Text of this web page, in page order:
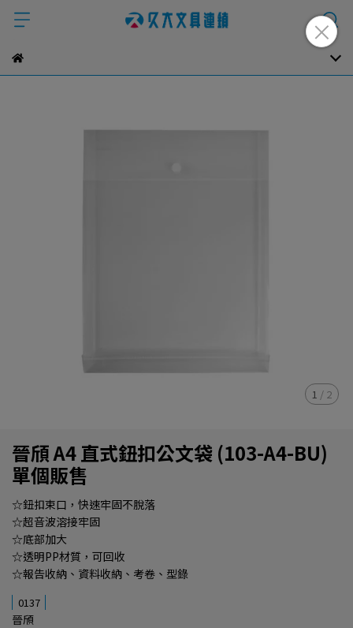
1 / 2
晉頎 A4 直式鈕扣公文袋 (103-A4-BU)
單個販售
☆鈕扣束口，快速牢固不脫落
☆超音波溶接牢固
☆底部加大
☆透明PP材質，可回收
☆報告收納、資料收納、考卷、型錄
0137
晉頎